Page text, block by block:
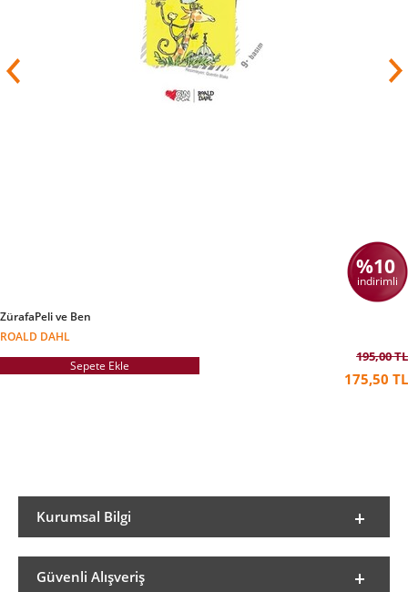
%10
indirimli
ZürafaPeli ve Ben
ROALD DAHL
Sepete Ekle
195,00 TL
175,50 TL
Kurumsal Bilgi
Güvenli Alışveriş